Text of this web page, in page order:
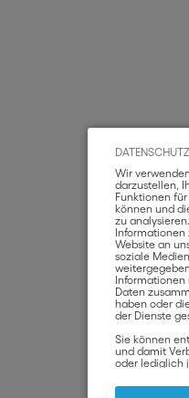
Wir
darzustellen,
Funktionen
können und
zu
Informationen
Website an
soziale
Daten
haben oder
der Dienste
Sie können
und damit
oder lediglich
notwendig